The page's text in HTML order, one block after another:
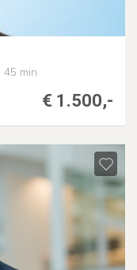
45 min
€ 1.500,-